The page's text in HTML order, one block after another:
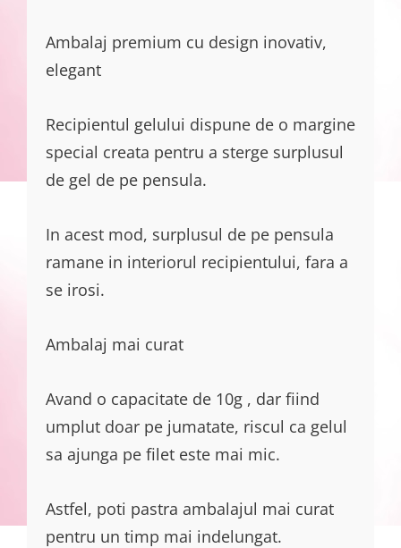
Ambalaj premium cu design inovativ,
elegant
Recipientul gelului dispune de o margine
special creata pentru a sterge surplusul
de gel de pe pensula.
In acest mod, surplusul de pe pensula
ramane in interiorul recipientului, fara a
se irosi.
Ambalaj mai curat
Avand o capacitate de 10g , dar fiind
umplut doar pe jumatate, riscul ca gelul
sa ajunga pe filet este mai mic.
Astfel, poti pastra ambalajul mai curat
pentru un timp mai indelungat.